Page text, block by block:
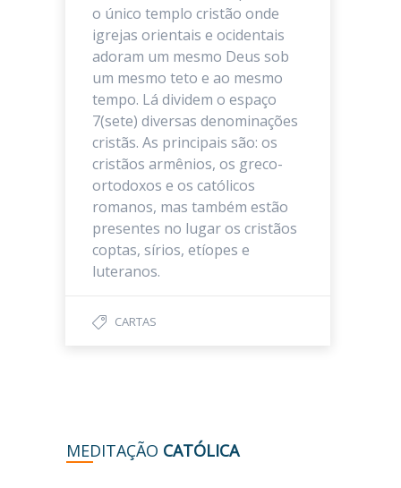
o único templo cristão onde
igrejas orientais e ocidentais
adoram um mesmo Deus sob
um mesmo teto e ao mesmo
tempo. Lá dividem o espaço
7(sete) diversas denominações
cristãs. As principais são: os
cristãos armênios, os greco-
ortodoxos e os católicos
romanos, mas também estão
presentes no lugar os cristãos
coptas, sírios, etíopes e
luteranos.
CARTAS
MEDITAÇÃO CATÓLICA